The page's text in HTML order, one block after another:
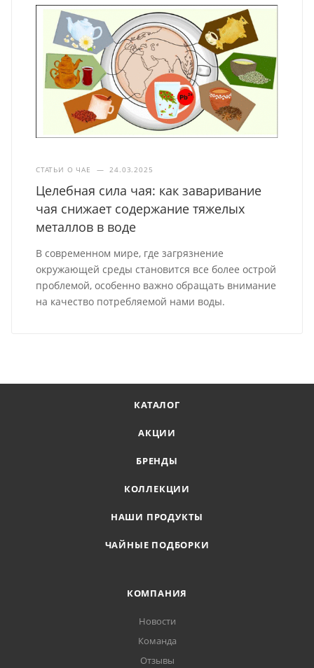
СТАТЬИ О ЧАЕ — 24.03.2025
Целебная сила чая: как заваривание
чая снижает содержание тяжелых
металлов в воде
В современном мире, где загрязнение
окружающей среды становится все более острой
проблемой, особенно важно обращать внимание
на качество потребляемой нами воды.
КАТАЛОГ
АКЦИИ
БРЕНДЫ
КОЛЛЕКЦИИ
НАШИ ПРОДУКТЫ
ЧАЙНЫЕ ПОДБОРКИ
КОМПАНИЯ
Новости
Команда
Отзывы